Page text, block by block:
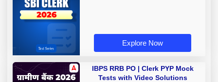
Explore Now
IBPS RRB PO | Clerk PYP Mock
Tests with Video Solutions